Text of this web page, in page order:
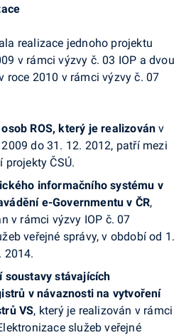
realizace jednoho projektu
v rámci výzvy č. 03 IOP a dvou
roce 2010 v rámci výzvy č. 07
ROS, který je realizovánv
do 31. 12. 2012, patří mezi
ČSÚ.
informačního systému v
e-Governmentu v ČR,
v rámci výzvy IOP č. 07
veřejné správy, v období od 1.
2014.
soustavy stávajících
v návaznosti na vytvoření
VS, který je realizován v rámci
služeb veřejné